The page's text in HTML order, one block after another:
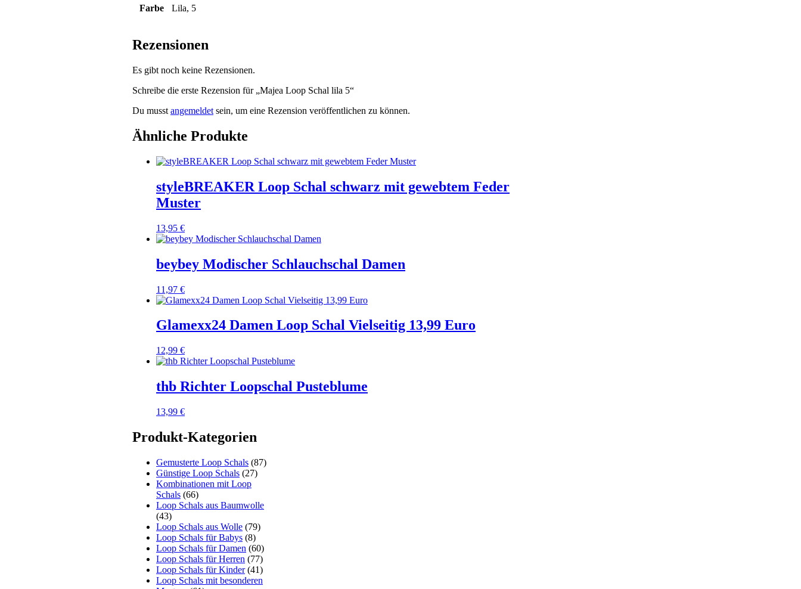
Farbe Lila, 5
Rezensionen
Es gibt noch keine Rezensionen.
Schreibe die erste Rezension für „Majea Loop Schal lila 5“
Du musst angemeldet sein, um eine Rezension veröffentlichen zu können.
Ähnliche Produkte
styleBREAKER Loop Schal schwarz mit gewebtem Feder
Muster
13,95 €
beybey Modischer Schlauchschal Damen
11,97 €
Glamexx24 Damen Loop Schal Vielseitig 13,99 Euro
12,99 €
thb Richter Loopschal Pusteblume
13,99 €
Produkt-Kategorien
Gemusterte Loop Schals (87)
Günstige Loop Schals (27)
Kombinationen mit Loop
Schals (66)
Loop Schals aus Baumwolle
(43)
Loop Schals aus Wolle (79)
Loop Schals für Babys (8)
Loop Schals für Damen (60)
Loop Schals für Herren (77)
Loop Schals für Kinder (41)
Loop Schals mit besonderen